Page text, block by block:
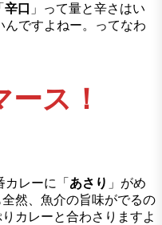
辛口 」って量と辛さはい
ですよねー。ってなわ
ス！
レーに「 あさり 」がめ
然、魚介の旨味がでるの
カレーと合わさりますよ